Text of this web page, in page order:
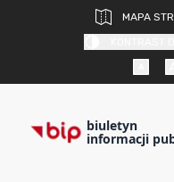
MAPA
biuletyn
informacji